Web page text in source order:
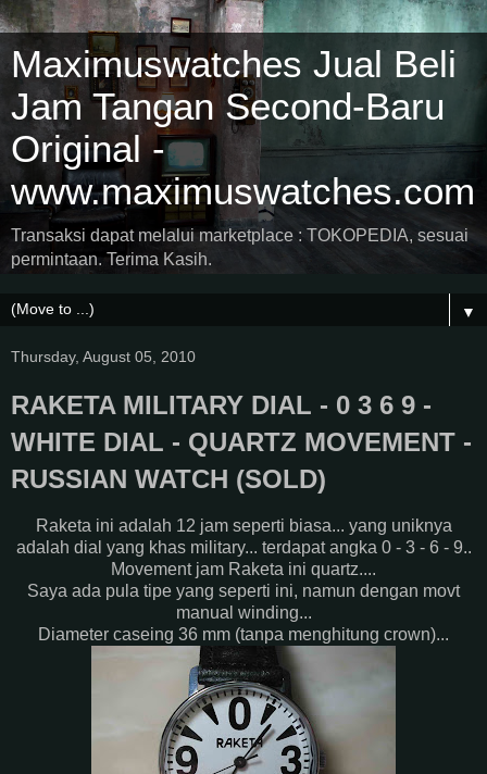
Maximuswatches Jual Beli
Jam Tangan Second-Baru
Original -
www.maximuswatches.com
Transaksi dapat melalui marketplace : TOKOPEDIA, sesuai
permintaan. Terima Kasih.
▼
Thursday, August 05, 2010
RAKETA MILITARY DIAL - 0 3 6 9 -
WHITE DIAL - QUARTZ MOVEMENT -
RUSSIAN WATCH (SOLD)
Raketa ini adalah 12 jam seperti biasa... yang uniknya
adalah dial yang khas military... terdapat angka 0 - 3 - 6 - 9..
Movement jam Raketa ini quartz....
Saya ada pula tipe yang seperti ini, namun dengan movt
manual winding...
Diameter caseing 36 mm (tanpa menghitung crown)...